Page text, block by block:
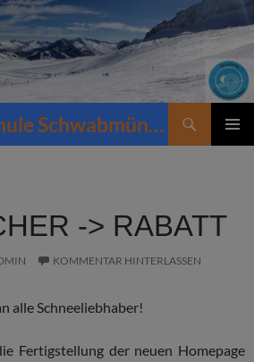
Schneesportschule Schwabmünchen
-> RABATT
KOMMENTAR HINTERLASSEN
alle Schneeliebhaber!
Fertigstellung der neuen Homepage